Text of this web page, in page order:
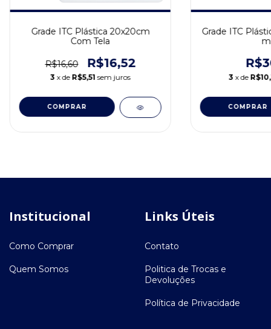
Grade ITC Plástica 20x20cm
Com Tela
R$16,60 R$16,52
3 x de R$5,51 sem juros
COMPRAR
Grade ITC
3 x de
COMPRAR
Institucional
Como Comprar
Quem Somos
Links Úteis
Contato
Politica de Trocas e
Devoluções
Política de Privacidade